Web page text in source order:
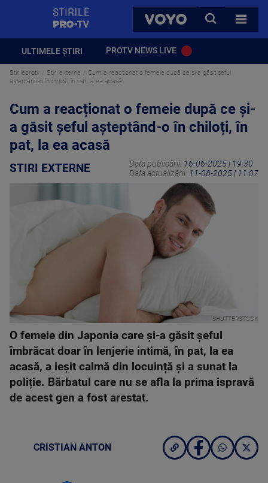
VOYO
CAUTA
TOATE
ULTIMELE ȘTIRI PROTV NEWS LIVE
Stirileprotv Stiri externe
Cum a reacționat o femeie după ce și-a găsit șeful
așteptând-o în chiloți, în pat, la ea acasă
Cum a reacționat o femeie după ce și-
a găsit șeful așteptând-o în chiloți, în
pat, la ea acasă
STIRI EXTERNE Data publicării: 16-06-2025 | 19:30
Data actualizării: 11-08-2025 | 11:07
SHUTTERSTOCK
O femeie din Japonia care și-a găsit șeful
îmbrăcat doar în lenjerie intimă, în pat, la ea
acasă, a ieșit calmă din locuință și a sunat la
poliție. Bărbatul care nu se afla la prima ispravă
de acest gen a fost arestat.
CRISTIAN ANTON